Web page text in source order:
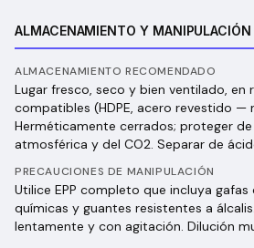
ALMACENAMIENTO Y MANIPULACIÓN
ALMACENAMIENTO RECOMENDADO
Lugar fresco, seco y bien ventilado, en
compatibles (HDPE, acero revestido —
Herméticamente cerrados; proteger
atmosférica y del CO2. Separar de
PRECAUCIONES DE MANIPULACIÓN
Utilice EPP completo que incluya
químicas y guantes resistentes a
lentamente y con agitación. Dilución